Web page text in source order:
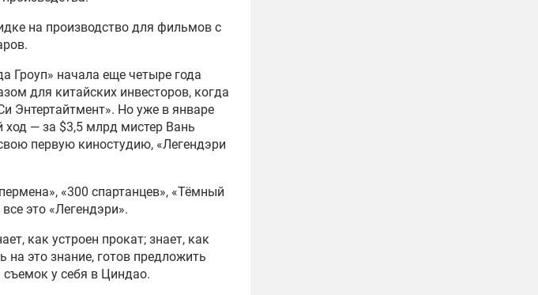
на производство для фильмов с
Гроуп» начала еще четыре года
для китайских инвесторов, когда
Энтертайтмент». Но уже в январе
— за $3,5 млрд мистер Вань
первую киностудию, «Легендэри
«300 спартанцев», «Тёмный
это «Легендэри».
как устроен прокат; знает, как
на это знание, готов предложить
у себя в Циндао.